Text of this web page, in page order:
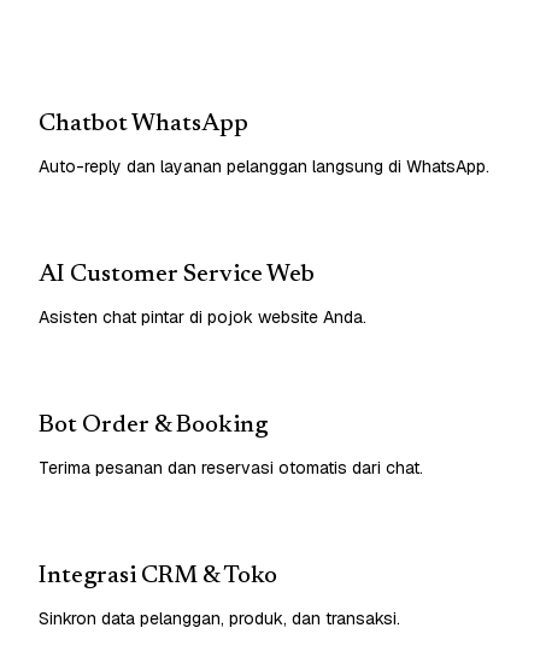
Chatbot WhatsApp
Auto-reply dan layanan pelanggan langsung di WhatsApp.
AI Customer Service Web
Asisten chat pintar di pojok website Anda.
Bot Order & Booking
Terima pesanan dan reservasi otomatis dari chat.
Integrasi CRM & Toko
Sinkron data pelanggan, produk, dan transaksi.